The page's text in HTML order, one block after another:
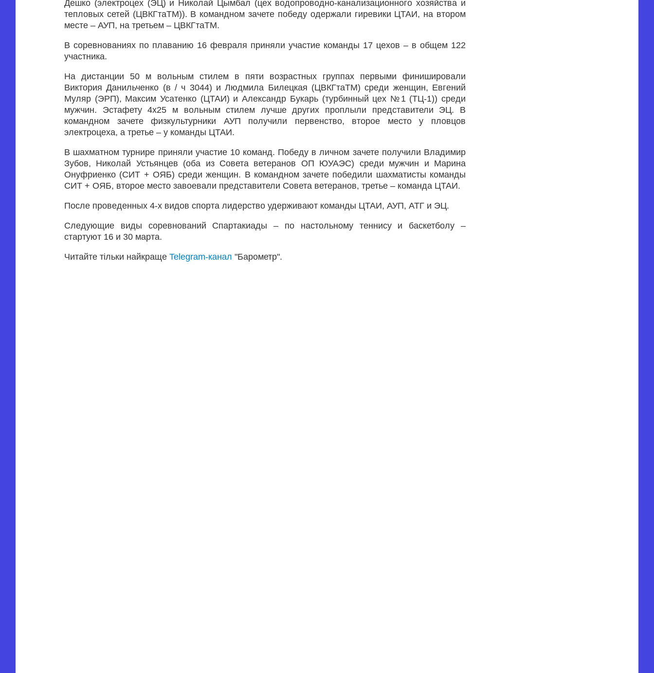
Дешко (электроцех (ЭЦ) и Николай Цымбал (цех водопроводно-канализационного хозяйства и
тепловых сетей (ЦВКГтаТМ)). В командном зачете победу одержали гиревики ЦТАИ, на втором
месте – АУП, на третьем – ЦВКГтаТМ.
В соревнованиях по плаванию 16 февраля приняли участие команды 17 цехов – в общем 122
участника.
На дистанции 50 м вольным стилем в пяти возрастных группах первыми финишировали
Виктория Данильченко (в / ч 3044) и Людмила Билецкая (ЦВКГтаТМ) среди женщин, Евгений
Муляр (ЭРП), Максим Усатенко (ЦТАИ) и Александр Букарь (турбинный цех №1 (ТЦ-1)) среди
мужчин. Эстафету 4х25 м вольным стилем лучше других проплыли представители ЭЦ. В
командном зачете физкультурники АУП получили первенство, второе место у пловцов
электроцеха, а третье – у команды ЦТАИ.
В шахматном турнире приняли участие 10 команд. Победу в личном зачете получили Владимир
Зубов, Николай Устьянцев (оба из Совета ветеранов ОП ЮУАЭС) среди мужчин и Марина
Онуфриенко (СИТ + ОЯБ) среди женщин. В командном зачете победили шахматисты команды
СИТ + ОЯБ, второе место завоевали представители Совета ветеранов, третье – команда ЦТАИ.
После проведенных 4-х видов спорта лидерство удерживают команды ЦТАИ, АУП, АТГ и ЭЦ.
Следующие виды соревнований Спартакиады – по настольному теннису и баскетболу –
стартуют 16 и 30 марта.
Читайте тільки найкраще Telegram-канал "Барометр".